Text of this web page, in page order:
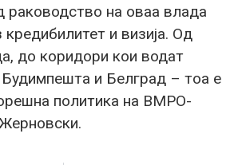
раководство на оваа влада
кредибилитет и визија. Од
до коридори кои водат
и Белград – тоа е
политика на ВМРО-